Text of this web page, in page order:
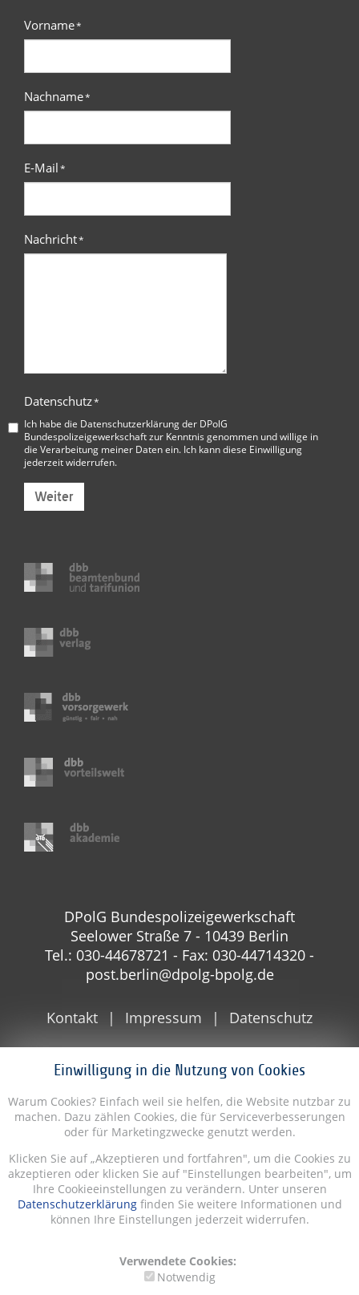
Einwilligung in die Nutzung von Cookies
Warum Cookies? Einfach weil sie helfen, die Website nutzbar zu
machen. Dazu zählen Cookies, die für Serviceverbesserungen
oder für Marketingzwecke genutzt werden.
Klicken Sie auf „Akzeptieren und fortfahren", um die Cookies zu
akzeptieren oder klicken Sie auf "Einstellungen bearbeiten", um
Ihre Cookieeinstellungen zu verändern. Unter unseren
Datenschutzerklärungfinden Sie weitere Informationen und
können Ihre Einstellungen jederzeit widerrufen.
Verwendete Cookies:
Notwendig
Vorname*
Nachname*
E-Mail*
Nachricht*
Datenschutz*
Ich habe die Datenschutzerklärung der DPolG
Bundespolizeigewerkschaftzur Kenntnis genommen und willige in
die Verarbeitung meiner Daten ein. Ich kann diese Einwilligung
jederzeit widerrufen.
Weiter
DPolG Bundespolizeigewerkschaft
Seelower Straße 7 - 10439 Berlin
Tel.: 030-44678721 - Fax: 030-44714320 -
post.berlin@dpolg-bpolg.de
Kontakt Impressum Datenschutz